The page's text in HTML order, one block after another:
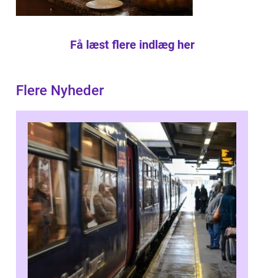
Få læst flere indlæg her
Flere Nyheder